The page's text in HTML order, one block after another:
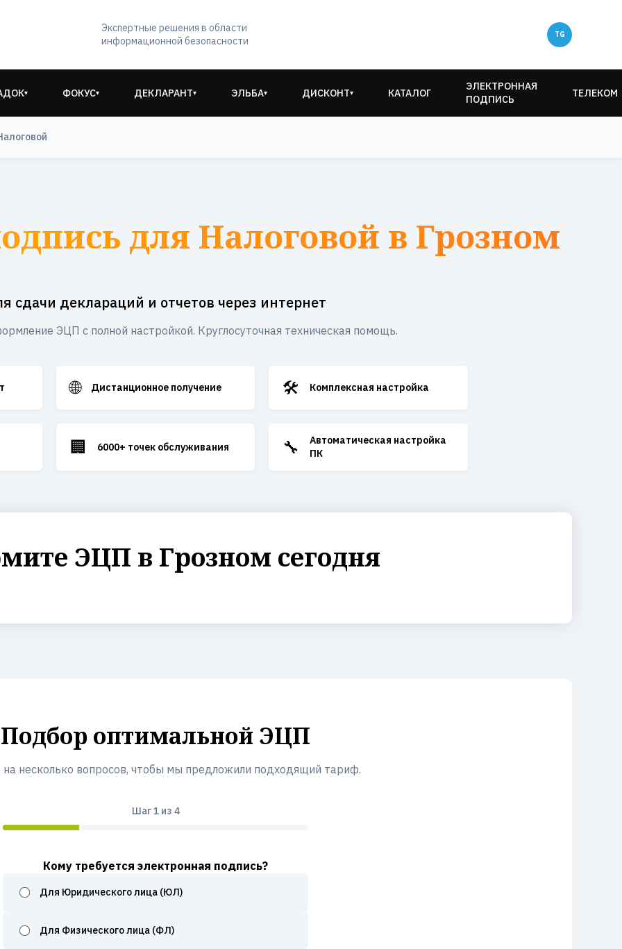
Экспертные решения в области
информационной безопасности
▾ ФОКУС▾ ДЕКЛАРАНТ▾ ЭЛЬБА▾ ДИСКОНТ▾ КАТАЛОГ
ЭЛЕКТРОННАЯ
ПОДПИСЬ
ТЕЛЕКОМ
для Налоговой в Грозном
сдачи деклараций и отчетов через интернет
ЭЦП с полной настройкой. Круглосуточная техническая помощь.
🌐 Дистанционное получение 🛠️ Комплексная настройка
🏢 6000+ точек обслуживания 🔧
Автоматическая настройка
ПК
ЭЦП в Грозном сегодня
Подбор оптимальной ЭЦП
на несколько вопросов, чтобы мы предложили подходящий тариф.
Шаг1из 4
Кому требуется электронная подпись?
Для Юридического лица (ЮЛ)
Для Физического лица (ФЛ)